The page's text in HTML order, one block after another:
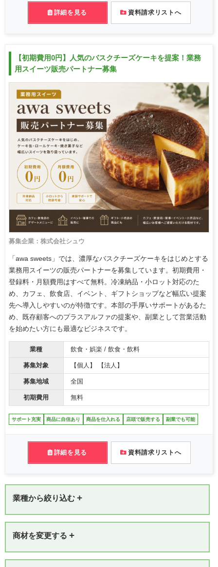
詳細を見る 資料請求リストへ
【初期費用0円】人気のバスクチーズケーキを提案！業務
用スイーツ販売パートナー募集
募集企業：株式会社シュウ
「awa sweets」では、濃厚なバスクチーズケーキをはじめとする
業務用スイーツの販売パートナーを募集しています。初期費用・
登録料・月額費用はすべて無料。冷凍納品・小ロット対応のた
め、カフェ、飲食店、イベント、ギフトショップなど幅広い提案
先へ導入しやすいのが特徴です。本部の手厚いサポートがあるた
め、既存顧客へのプラスアルファの提案や、副業として営業活動
を始めたい方にも最適なビジネスです。
業種 飲食・娯楽 / 飲食・飲料
募集対象 【個人】 【法人】
募集地域 全国
初期費用 無料
サポート充実 商品に自信あり 商品を仕入れる 店頭で販売する 副業でも可能
詳細を見る 資料請求リストへ
業種から絞り込む +
商材を変更する +